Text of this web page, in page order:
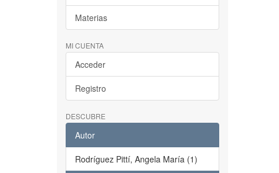
Materias
MI CUENTA
Acceder
Registro
DESCUBRE
Autor
Rodríguez Pittí, Angela María (1)